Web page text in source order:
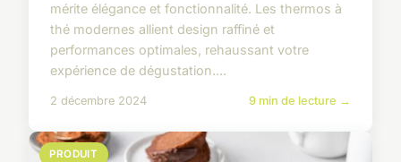
mérite élégance et fonctionnalité. Les thermos à
thé modernes allient design raffiné et
performances optimales, rehaussant votre
expérience de dégustation....
2 décembre 2024 9 min de lecture →
PRODUIT